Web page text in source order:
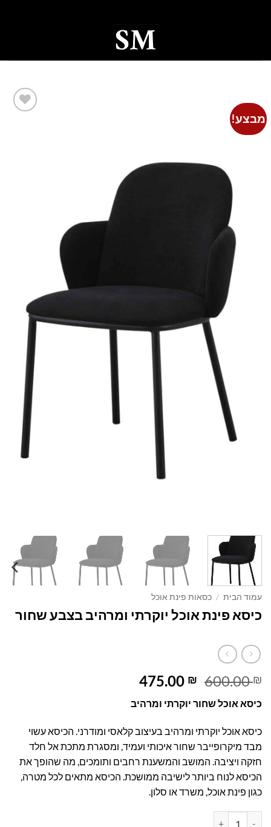
מבצע!
עמוד הבית / כסאות פינת אוכל
כיסא פינת אוכל יוקרתי ומרהיב בצבע שחור
600.00₪
המחיר
היה:
475.00 ₪
המחיר
הוא:
475.00 ₪.
כיסא אוכל שחור יוקרתי ומרהיב
כיסא אוכל יוקרתי ומרהיב בעיצוב קלאסי ומודרני. הכיסא עשוי
מבד מיקרופייבר שחור איכותי ועמיד, ומסגרת מתכת אל חלד
חזקה ויציבה. המושב והמשענת רחבים ותומכים, מה שהופך את
הכיסא לנוח ביותר לישיבה ממושכת. הכיסא מתאים לכל מטרה,
כגון פינת אוכל, משרד או סלון.